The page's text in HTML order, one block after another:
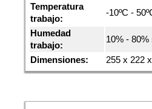
Temperatura
trabajo:
-10ºC -
Humedad
trabajo:
10% -
Dimensiones:
255 x 222